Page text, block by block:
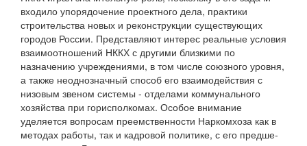
входило упорядочение проектного дела, практики
строительства новых и реконструкции существующих
городов России. Представляют интерес реальные условия
взаимоотношений НККХ с другими близкими по
назначению учреждениями, в том числе союзного уровня,
а также неоднозначный способ его взаимодействия с
низовым звеном системы - отделами коммунального
хозяйства при горисполкомах. Особое вни­мание
уделяется вопросам преемственности Наркомхоза как в
методах работы, так и кадровой политике, с его предше­